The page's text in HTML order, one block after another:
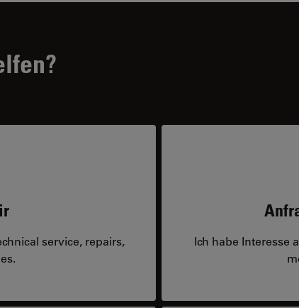
service, repairs,
Ich habe Interesse